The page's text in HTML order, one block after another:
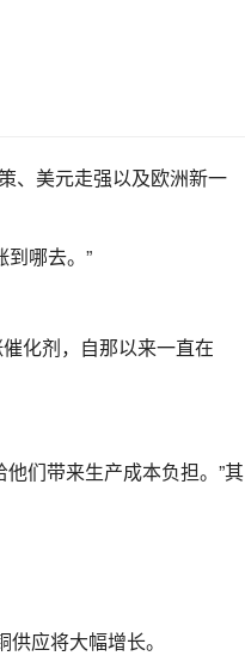
、美元走强以及欧洲新一
哪去。”
化剂，自那以来一直在
们带来生产成本负担。”其
应将大幅增长。